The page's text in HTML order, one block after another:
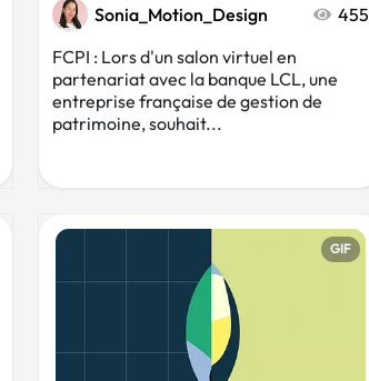
Sonia_Motion_Design
455
FCPI : Lors d'un salon virtuel en
partenariat avec la banque LCL, une
entreprise française de gestion de
patrimoine, souhait...
GIF